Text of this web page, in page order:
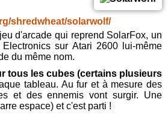
shredwheat/solarwolf/
d'arcade qui reprend SolarFox, un
sur Atari 2600 lui-même
du même nom.
tous les cubes (certains plusieurs
tableau. Au fur et à mesure des
et des ennemis vont surgir. Une
espace) et c'est parti !